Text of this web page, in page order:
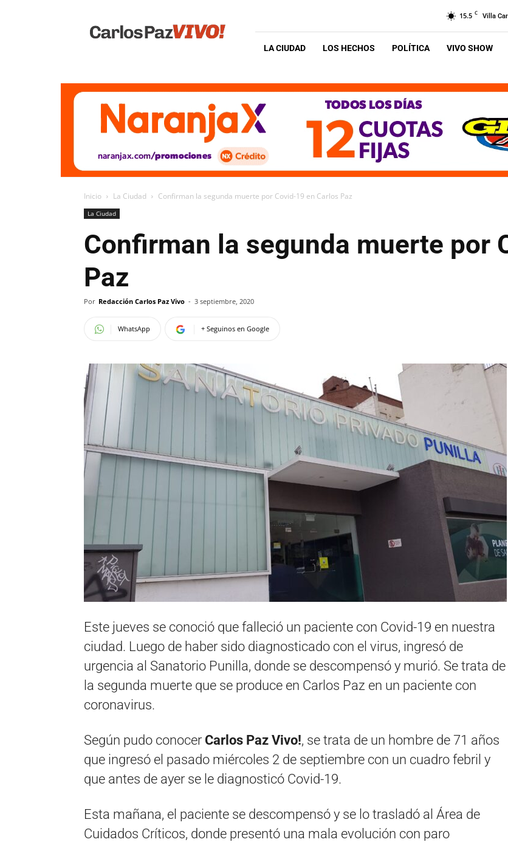
Vivo
15.5 C Villa
LA CIUDAD LOS HECHOS POLÍTICA VIVO SHOW
Inicio La Ciudad Confirman la segunda muerte por Covid-19 en Carlos Paz
La Ciudad
Confirman la segunda muerte por
Paz
Por Redacción Carlos Paz Vivo - 3 septiembre, 2020
WhatsApp + Seguinos en Google
Este jueves se conoció que falleció un paciente con Covid-19 en nuestra
ciudad. Luego de haber sido diagnosticado con el virus, ingresó de
urgencia al Sanatorio Punilla, donde se descompensó y murió. Se trata de
la segunda muerte que se produce en Carlos Paz en un paciente con
coronavirus.
Según pudo conocer Carlos Paz Vivo!, se trata de un hombre de 71 años
que ingresó el pasado miércoles 2 de septiembre con un cuadro febril y
que antes de ayer se le diagnosticó Covid-19.
Esta mañana, el paciente se descompensó y se lo trasladó al Área de
Cuidados Críticos, donde presentó una mala evolución con paro